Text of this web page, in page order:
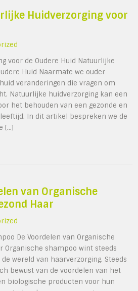
Huidverzorging voor
voor de Oudere Huid Natuurlijke
Huid Naarmate we ouder
veranderingen die vragen om
Natuurlijke huidverzorging kan een
het behouden van een gezonde en
In dit artikel bespreken we de
[…]
van Organische
Haar
De Voordelen van Organische
Organische shampoo wint steeds
wereld van haarverzorging. Steeds
bewust van de voordelen van het
biologische producten voor hun